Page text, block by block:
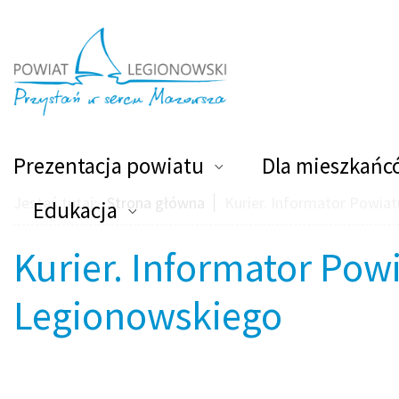
Kurier. Informator
Powiat Legionowski
Prezentacja powiatu Dla
Edukacja
Jesteś tutaj: Strona główna
Kurier. Informator
Legionowskiego